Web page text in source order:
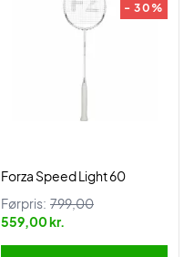
- 30%
Forza Speed Light 60
Førpris: 799,00
559,00 kr.